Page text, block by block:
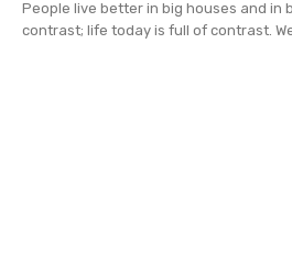
People live better in big houses and in
contrast; life today is full of contrast.